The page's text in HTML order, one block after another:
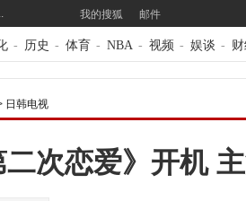
我的搜狐 邮件
- 历史 - 体育 - NBA - 视频 - 娱谈 -
日韩电视
二次恋爱》开机